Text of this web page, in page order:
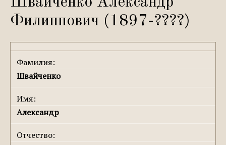
Филиппович (1897-????)
Фамилия:
Швайченко
Имя:
Александр
Отчество: